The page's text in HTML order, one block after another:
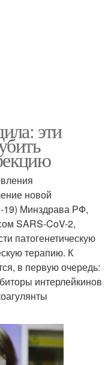
эти
новой
19) Минздрава РФ,
SARS-CoV-2,
патогенетическую
терапию. К
в первую очередь:
интерлейкинов